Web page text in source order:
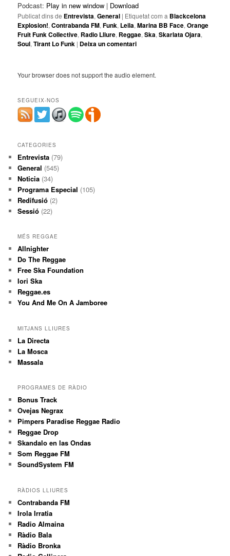
Podcast: Play in new window | Download
Publicat dins de Entrevista,General | Etiquetat com a Blackcelona
Explosion!,Contrabanda FM,Funk, Leila,Marina BB Face,Orange
Fruit Funk Collective, Radio Lliure, Reggae,Ska,Skarlata Ojara,
Soul,Tirant Lo Funk | Deixa un comentari
Your browser does not support the audio element.
SEGUEIX-NOS
CATEGORIES
Entrevista (79)
General (545)
Noticia (34)
Programa Especial (105)
Redifusió (2)
Sessió (22)
MÉS REGGAE
Allnighter
Do The Reggae
Free Ska Foundation
Iori Ska
Reggae.es
You And Me On A Jamboree
MITJANS LLIURES
La Directa
La Mosca
Massala
PROGRAMES DE RÀDIO
Bonus Track
Ovejas Negrax
Pimpers Paradise Reggae Radio
Reggae Drop
Skandalo en las Ondas
Som Reggae FM
SoundSystem FM
RÀDIOS LLIURES
Contrabanda FM
Irola Irratia
Radio Almaina
Ràdio Bala
Ràdio Bronka